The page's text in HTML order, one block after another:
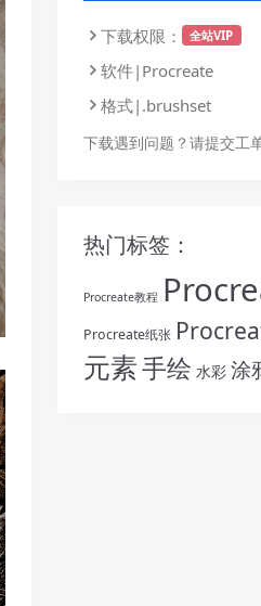
下载权限： 全站VIP
软件|Procreate
格式|.brushset
下载遇到问题？请提交工
热门标签：
Procreate教程
Procreate纸张
元素手绘 水彩 涂